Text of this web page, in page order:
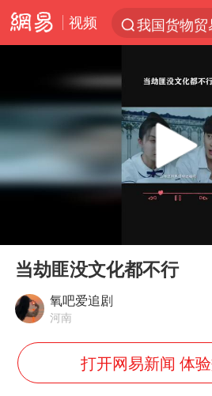
视频
台风白海
国防部回应
A股三大股
四川宜宾
Play
当劫匪没文化都不行
氧吧爱追剧
河南
打开网易新闻 体